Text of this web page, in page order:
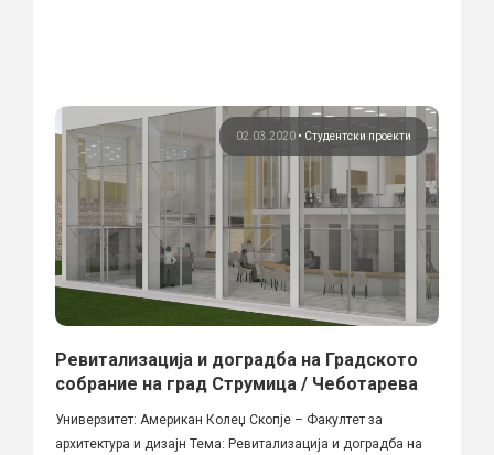
02.03.2020 • Студентски проекти
Ревитализација и доградба на Градското
собрание на град Струмица / Чеботарева
Универзитет: Американ Колеџ Скопје – Факултет за
архитектура и дизајн Тема: Ревитализација и доградба на